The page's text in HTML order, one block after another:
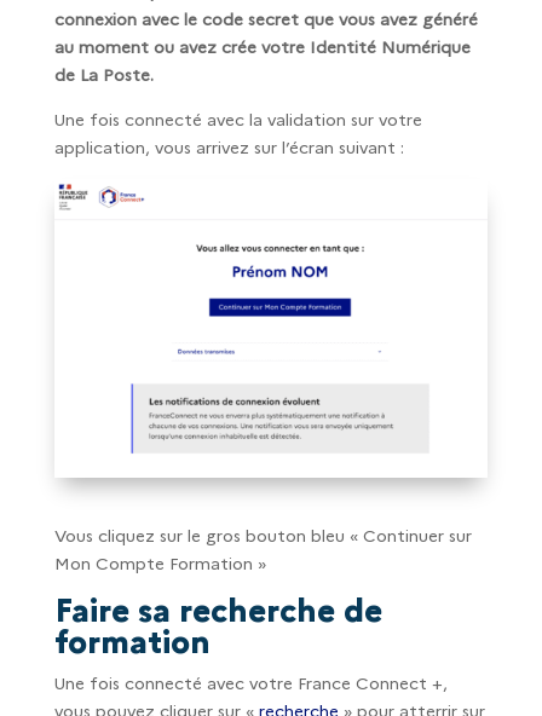
connexion avec le code secret que vous avez généré
au moment ou avez crée votre Identité Numérique
de La Poste.
Une fois connecté avec la validation sur votre
application, vous arrivez sur l’écran suivant :
Vous cliquez sur le gros bouton bleu « Continuer sur
Mon Compte Formation »
Faire sa recherche de
formation
Une fois connecté avec votre France Connect +,
vous pouvez cliquer sur « recherche » pour atterrir sur